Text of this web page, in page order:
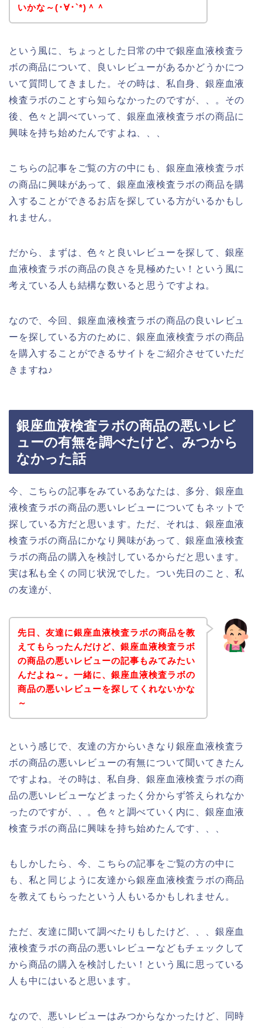
いかな～(･∀･`*)＾＾
という風に、ちょっとした日常の中で銀座血液検査ラ
ボの商品について、良いレビューがあるかどうかにつ
いて質問してきました。その時は、私自身、銀座血液
検査ラボのことすら知らなかったのですが、、。その
後、色々と調べていって、銀座血液検査ラボの商品に
興味を持ち始めたんですよね、、、
こちらの記事をご覧の方の中にも、銀座血液検査ラボ
の商品に興味があって、銀座血液検査ラボの商品を購
入することができるお店を探している方がいるかもし
れません。
だから、まずは、色々と良いレビューを探して、銀座
血液検査ラボの商品の良さを見極めたい！という風に
考えている人も結構な数いると思うですよね。
なので、今回、銀座血液検査ラボの商品の良いレビュ
ーを探している方のために、銀座血液検査ラボの商品
を購入することができるサイトをご紹介させていただ
きますね♪
銀座血液検査ラボの商品の悪いレビ
ューの有無を調べたけど、みつから
なかった話
今、こちらの記事をみているあなたは、多分、銀座血
液検査ラボの商品の悪いレビューについてもネットで
探している方だと思います。ただ、それは、銀座血液
検査ラボの商品にかなり興味があって、銀座血液検査
ラボの商品の購入を検討しているからだと思います。
実は私も全くの同じ状況でした。つい先日のこと、私
の友達が、
先日、友達に銀座血液検査ラボの商品を教
えてもらったんだけど、銀座血液検査ラボ
の商品の悪いレビューの記事もみてみたい
んだよね～。一緒に、銀座血液検査ラボの
商品の悪いレビューを探してくれないかな
～
という感じで、友達の方からいきなり銀座血液検査ラ
ボの商品の悪いレビューの有無について聞いてきたん
ですよね。その時は、私自身、銀座血液検査ラボの商
品の悪いレビューなどまったく分からず答えられなか
ったのですが、、。色々と調べていく内に、銀座血液
検査ラボの商品に興味を持ち始めたんです、、、
もしかしたら、今、こちらの記事をご覧の方の中に
も、私と同じように友達から銀座血液検査ラボの商品
を教えてもらったという人もいるかもしれません。
ただ、友達に聞いて調べたりもしたけど、、、銀座血
液検査ラボの商品の悪いレビューなどもチェックして
から商品の購入を検討したい！という風に思っている
人も中にはいると思います。
なので、悪いレビューはみつからなかったけど、同時